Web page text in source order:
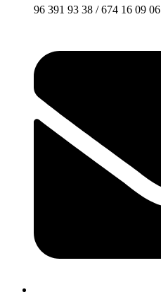
96 391 93 38 / 674 16 09 06